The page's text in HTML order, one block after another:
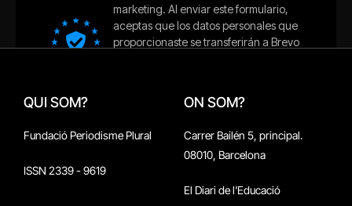
QUI SOM?
Fundació Periodisme Plural
ISSN 2339 - 9619
ON SOM?
Carrer Bailén 5, principal.
08010, Barcelona
El Diari de l'Educació